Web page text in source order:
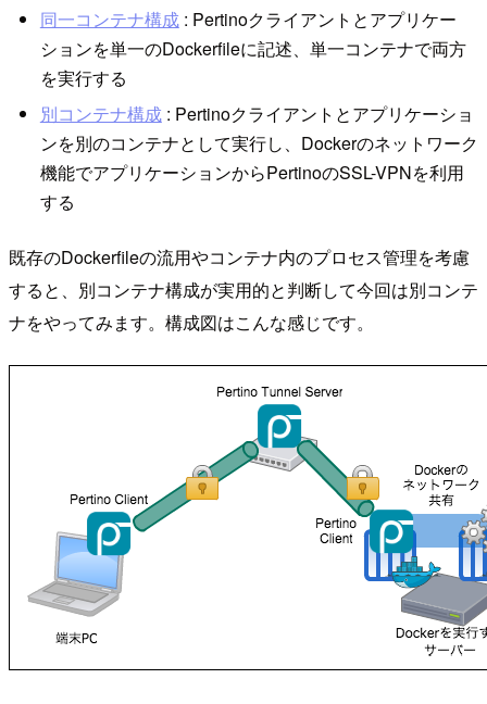
同一コンテナ構成: Pertinoクライアントとアプリケー
ションを単一のDockerfileに記述、単一コンテナで両方
を実行する
別コンテナ構成: Pertinoクライアントとアプリケーショ
ンを別のコンテナとして実行し、Dockerのネットワーク
機能でアプリケーションからPertinoのSSL-VPNを利用
する
既存のDockerfileの流用やコンテナ内のプロセス管理を考慮
すると、別コンテナ構成が実用的と判断して今回は別コンテ
ナをやってみます。構成図はこんな感じです。